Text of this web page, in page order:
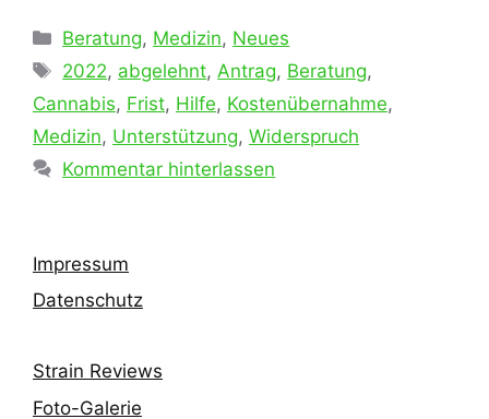
Kategorien
Beratung, Medizin, Neues
Schlagwörter
2022, abgelehnt, Antrag, Beratung,
Cannabis, Frist, Hilfe, Kostenübernahme,
Medizin, Unterstützung, Widerspruch
Kommentar hinterlassen
Impressum
Datenschutz
Strain Reviews
Foto-Galerie